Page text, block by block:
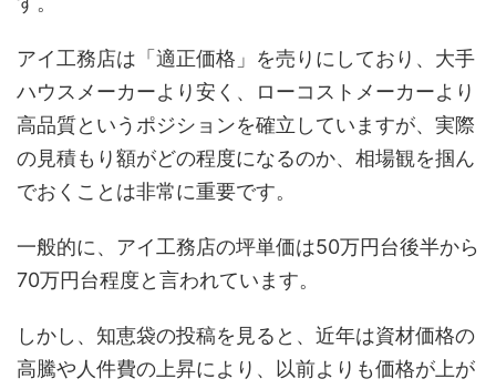
アイ工務店は「適正価格」を売りにしており、大手
ハウスメーカーより安く、ローコストメーカーより
高品質というポジションを確立していますが、実際
の見積もり額がどの程度になるのか、相場観を掴ん
でおくことは非常に重要です。
一般的に、アイ工務店の坪単価は50万円台後半から
70万円台程度と言われています。
しかし、知恵袋の投稿を見ると、近年は資材価格の
高騰や人件費の上昇により、以前よりも価格が上が